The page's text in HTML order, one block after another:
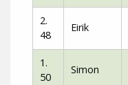
2.
48
Eirik
1.
50
Simon